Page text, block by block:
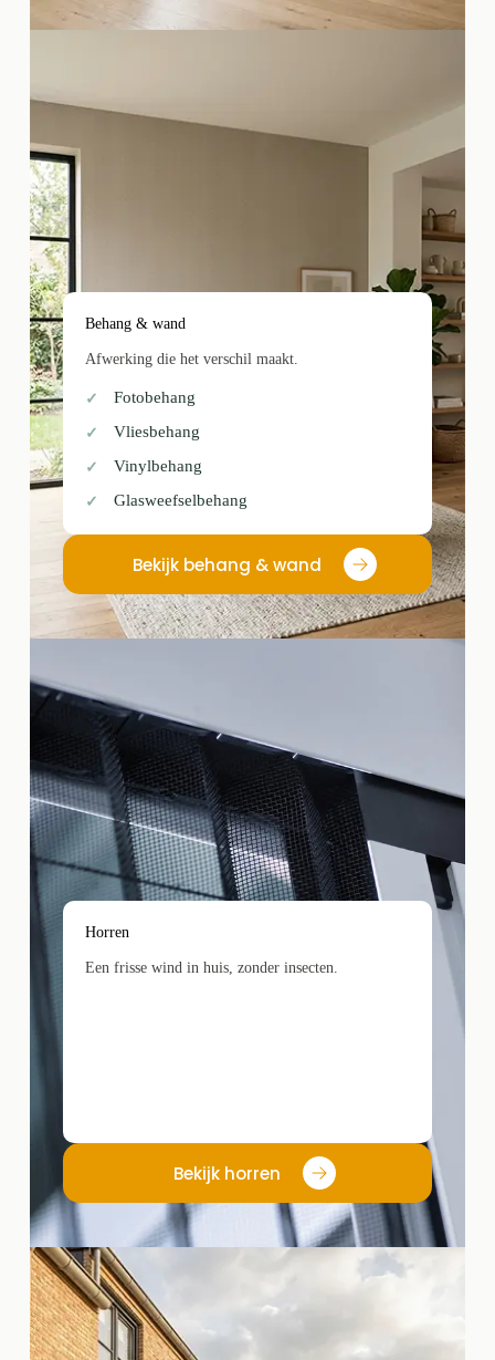
Behang & wand
Afwerking die het verschil maakt.
Fotobehang
Vliesbehang
Vinylbehang
Glasweefselbehang
Bekijk behang & wand
Horren
Een frisse wind in huis, zonder insecten.
Bekijk horren